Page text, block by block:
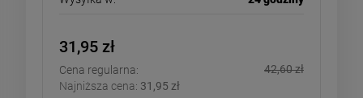
31,95 zł
Cena regularna:
42,60 zł
Najniższa cena: 31,95 zł